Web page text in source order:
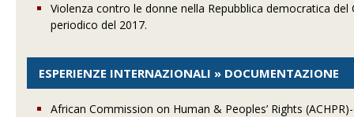
Violenza contro le donne nella Repubblica democratica
periodico del 2017.
ESPERIENZE INTERNAZIONALI » DOCUMENTAZIONE
African Commission on Human & Peoples’ Rights